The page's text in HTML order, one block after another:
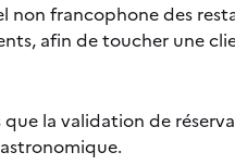
non francophone des
afin de toucher une
la validation de